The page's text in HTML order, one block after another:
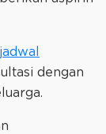
jadwal
dengan